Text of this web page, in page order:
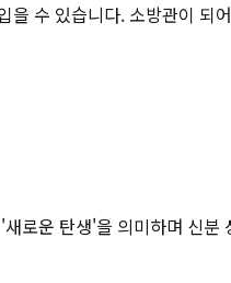
수 있습니다. 소방관이 되
로운 탄생'을 의미하며 신